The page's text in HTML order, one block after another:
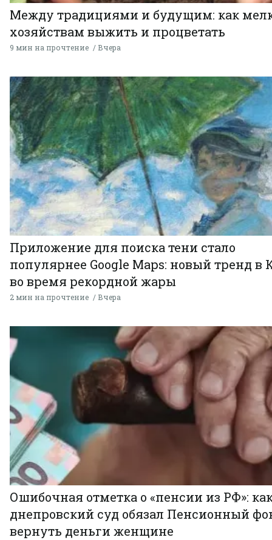
Между традициями и будущим: как
хозяйствам выжить и процветать
9 мин на прочтение Вчера
Приложение для поиска тени стало
популярнее Google Maps: новый тренд в
во время рекордной жары
2 мин на прочтение Вчера
Ошибочная отметка о «пенсии из РФ»:
днепровский суд обязал Пенсионный
вернуть деньги женщине